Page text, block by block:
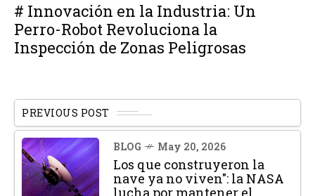
# Innovación en la Industria: Un
Perro-Robot Revoluciona la
Inspección de Zonas Peligrosas
PREVIOUS POST
BLOG May 20, 2026
Los que construyeron la
nave ya no viven": la NASA